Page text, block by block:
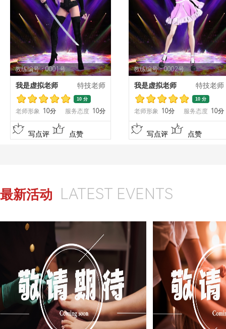
教练编号：0001号
我是虚拟老师 特技老师
10 分
老师形象 10分 服务态度 10分
写点评 点赞
教练编号：0002号
我是虚拟老师 特技老师
10 分
老师形象 10分 服务态度 10分
写点评 点赞
最新活动 LATEST EVENTS